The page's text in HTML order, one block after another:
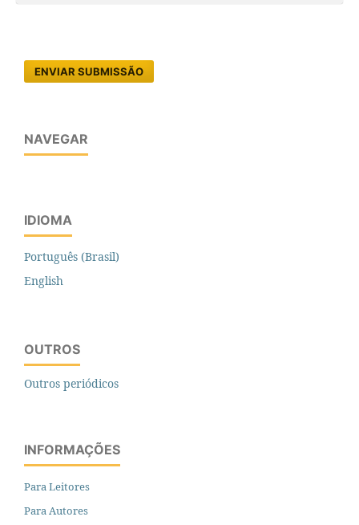
ENVIAR SUBMISSÃO
NAVEGAR
IDIOMA
Português (Brasil)
English
OUTROS
Outros periódicos
INFORMAÇÕES
Para Leitores
Para Autores